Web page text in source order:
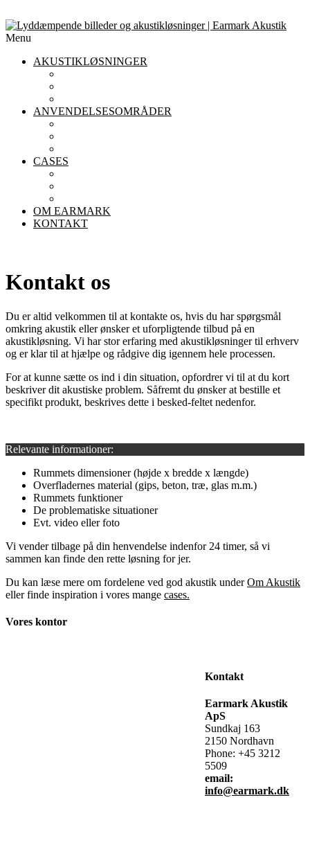
Menu
AKUSTIKLØSNINGER
ANVENDELSESOMRÅDER
CASES
OM EARMARK
KONTAKT
Kontakt os
Du er altid velkommen til at kontakte os, hvis du har spørgsmål
omkring akustik eller ønsker et uforpligtende tilbud på en
akustikløsning. Vi har stor erfaring med akustikløsninger til erhverv
og er klar til at hjælpe og rådgive dig igennem hele processen.
For at kunne sætte os ind i din situation, opfordrer vi til at du kort
beskriver dit akustiske problem. Såfremt du ønsker at bestille et
specifikt produkt, beskrives dette i besked-feltet nedenfor.
Relevante informationer:
Rummets dimensioner (højde x bredde x længde)
Overfladernes material (gips, beton, træ, glas m.m.)
Rummets funktioner
De problematiske situationer
Evt. video eller foto
Vi vender tilbage på din henvendelse indenfor 24 timer, så vi
sammen kan finde den rette løsning for jer.
Du kan læse mere om fordelene ved god akustik underOm Akustik
eller finde inspiration i vores mange cases.
Vores kontor
Kontakt
Earmark Akustik
ApS
Sundkaj 163
2150 Nordhavn
Phone: +45 3212
5509
email:
info@earmark.dk